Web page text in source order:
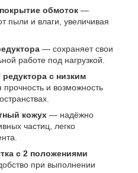
обмоток —
пыли и влаги, увеличивая
— сохраняет свои
работе под нагрузкой.
с низким
и возможность
кожух — надёжно
частиц, легко
с 2 положениями
при выполнении